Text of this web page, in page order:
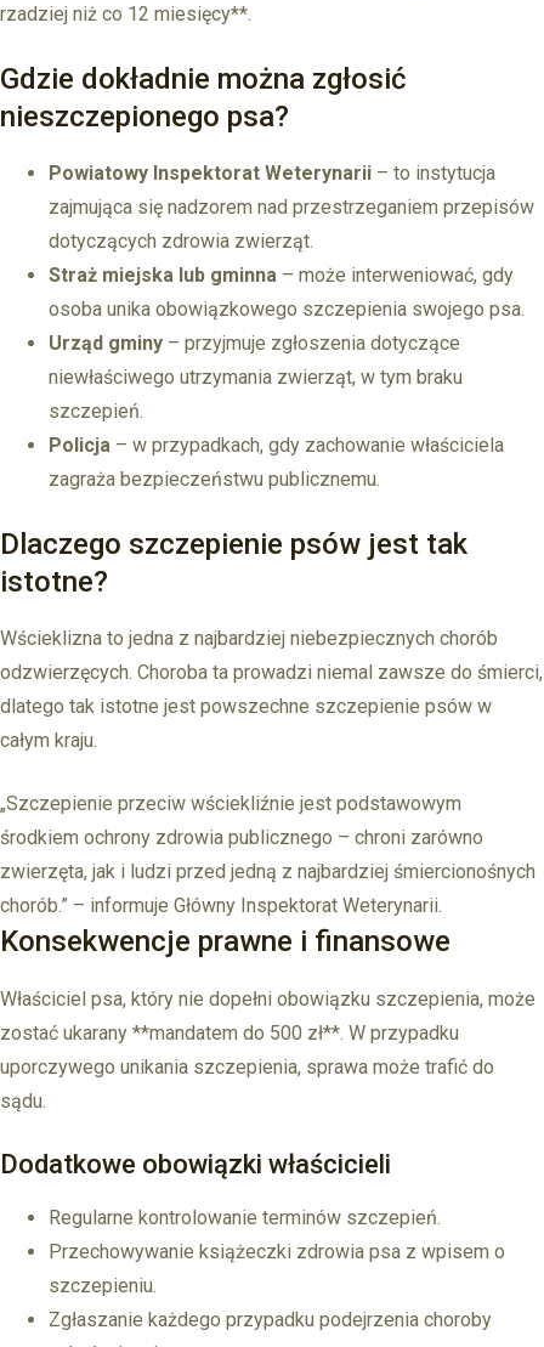
rzadziej niż co 12 miesięcy**.
Gdzie dokładnie można zgłosić
nieszczepionego psa?
Powiatowy Inspektorat Weterynarii – to instytucja
zajmująca się nadzorem nad przestrzeganiem przepisów
dotyczących zdrowia zwierząt.
Straż miejska lub gminna – może interweniować, gdy
osoba unika obowiązkowego szczepienia swojego psa.
Urząd gminy – przyjmuje zgłoszenia dotyczące
niewłaściwego utrzymania zwierząt, w tym braku
szczepień.
Policja – w przypadkach, gdy zachowanie właściciela
zagraża bezpieczeństwu publicznemu.
Dlaczego szczepienie psów jest tak
istotne?
Wścieklizna to jedna z najbardziej niebezpiecznych chorób
odzwierzęcych. Choroba ta prowadzi niemal zawsze do śmierci,
dlatego tak istotne jest powszechne szczepienie psów w
całym kraju.
„Szczepienie przeciw wściekliźnie jest podstawowym
środkiem ochrony zdrowia publicznego – chroni zarówno
zwierzęta, jak i ludzi przed jedną z najbardziej śmiercionośnych
chorób.” – informuje Główny Inspektorat Weterynarii.
Konsekwencje prawne i finansowe
Właściciel psa, który nie dopełni obowiązku szczepienia, może
zostać ukarany **mandatem do 500 zł**. W przypadku
uporczywego unikania szczepienia, sprawa może trafić do
sądu.
Dodatkowe obowiązki właścicieli
Regularne kontrolowanie terminów szczepień.
Przechowywanie książeczki zdrowia psa z wpisem o
szczepieniu.
Zgłaszanie każdego przypadku podejrzenia choroby